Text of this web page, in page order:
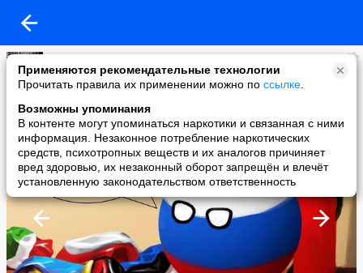
Применяются рекомендательные технологии
Прочитать правила их применении можно по ссылке
Возможны упоминания
В контенте могут упоминаться наркотики и связанная с ними
информация. Незаконное потребление наркотических
средств, психотропных веществ и их аналогов причиняет
вред здоровью, их незаконный оборот запрещён и влечёт
установленную законодательством ответственность
Диана Герасимова
added a photo
29 Sep в 16:31